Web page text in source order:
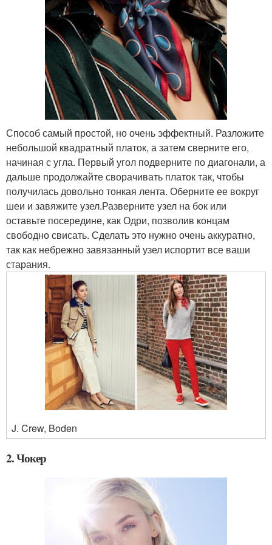
Способ самый простой, но очень эффектный. Разложите
небольшой квадратный платок, а затем сверните его,
начиная с угла. Первый угол подверните по диагонали, а
дальше продолжайте сворачивать платок так, чтобы
получилась довольно тонкая лента. Оберните ее вокруг
шеи и завяжите узел.Разверните узел на бок или
оставьте посередине, как Одри, позволив концам
свободно свисать. Сделать это нужно очень аккуратно,
так как небрежно завязанный узел испортит все ваши
старания.
J. Crew, Boden
2. Чокер